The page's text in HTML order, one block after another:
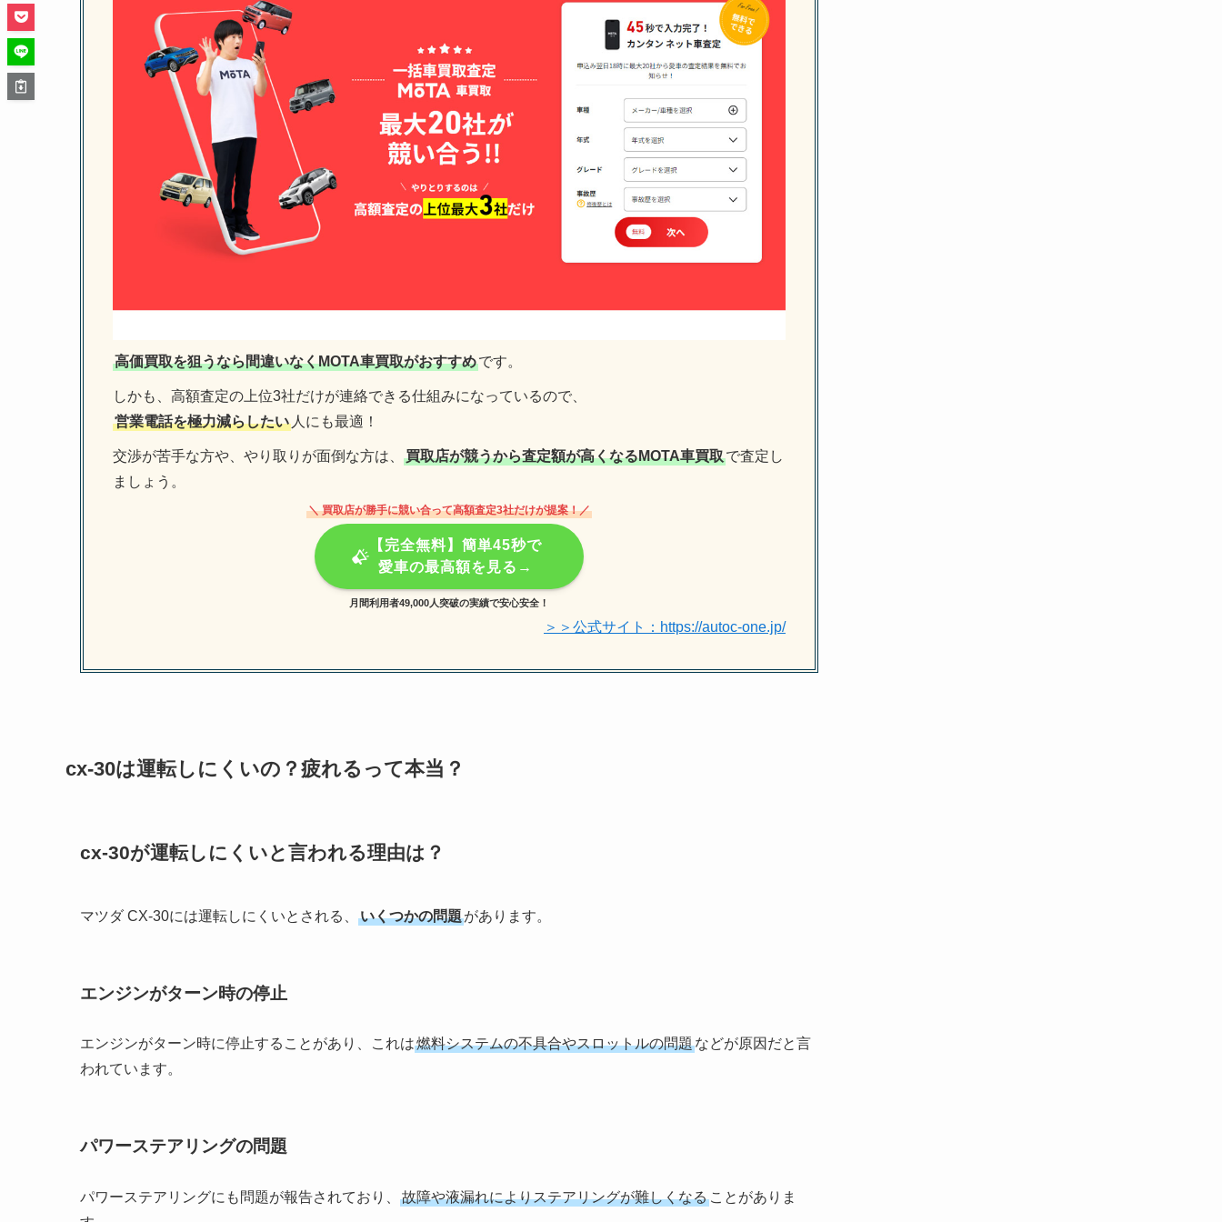
高価買取を狙うなら間違いなくMOTA車買取がおすすめです。
しかも、高額査定の上位3社だけが連絡できる仕組みになっているので、
営業電話を極力減らしたい 人にも最適！
交渉が苦手な方や、やり取りが面倒な方は、 買取店が競うから査定額が高くなるMOTA車買取で査定し
ましょう。
＼ 買取店が勝手に競い合って高額査定3社だけが提案！／
【完全無料】簡単45秒で
愛車の最高額を見る→
月間利用者49,000人突破の実績で安心安全！
＞＞公式サイト：https://autoc-one.jp/
cx-30は運転しにくいの？疲れるって本当？
cx-30が運転しにくいと言われる理由は？
マツダ CX-30には運転しにくいとされる、 いくつかの問題があります。
エンジンがターン時の停止
エンジンがターン時に停止することがあり、これは燃料システムの不具合やスロットルの問題などが原因だと言
われています。
パワーステアリングの問題
パワーステアリングにも問題が報告されており、 故障や液漏れによりステアリングが難しくなる ことがありま